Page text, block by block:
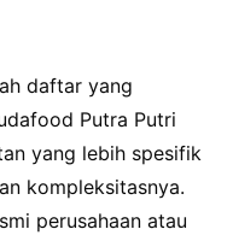
daftar yang
Putra Putri
yang lebih spesifik
kompleksitasnya.
perusahaan atau